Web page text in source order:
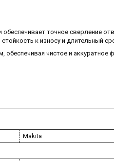
точное сверление
к износу и длительный
чистое и аккуратное
Makita